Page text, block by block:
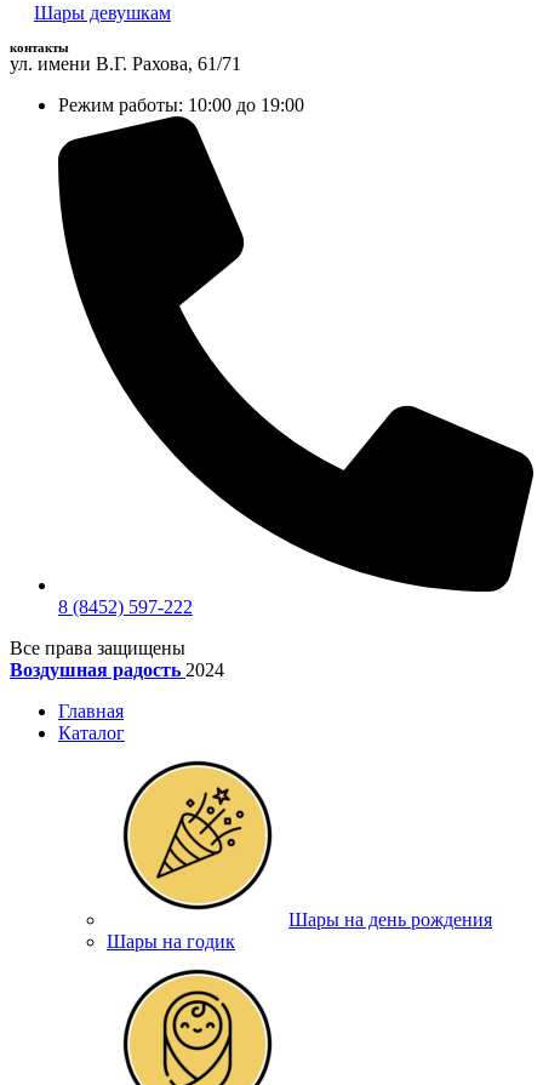
Шары девушкам
контакты
ул. имени В.Г. Рахова, 61/71
Режим работы: 10:00 до 19:00
8 (8452) 597-222
Все права защищены
Воздушная радость 2024
Главная
Каталог
Шары на день рождения
Шары на годик